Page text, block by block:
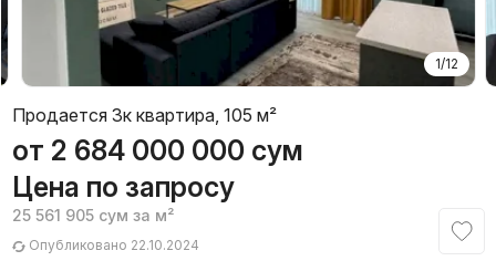
1/12
Продается 3к квартира, 105 м²
от 2 684 000 000 сум
Цена по запросу
25 561 905 сум за м²
Опубликовано 22.10.2024